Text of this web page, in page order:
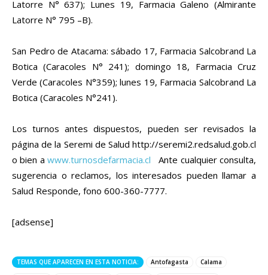
Latorre N° 637); Lunes 19, Farmacia Galeno (Almirante
Latorre N° 795 –B).
San Pedro de Atacama: sábado 17, Farmacia Salcobrand La
Botica (Caracoles N° 241); domingo 18, Farmacia Cruz
Verde (Caracoles N°359); lunes 19, Farmacia Salcobrand La
Botica (Caracoles N°241).
Los turnos antes dispuestos, pueden ser revisados la
página de la Seremi de Salud http://seremi2.redsalud.gob.cl
o bien awww.turnosdefarmacia.cl Ante cualquier consulta,
sugerencia o reclamos, los interesados pueden llamar a
Salud Responde, fono 600-360-7777.
[adsense]
TEMAS QUE APARECEN EN ESTA NOTICIA: Antofagasta
Calama